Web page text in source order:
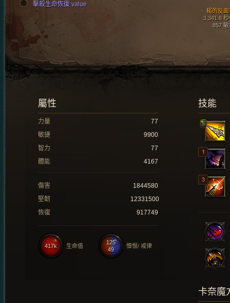
楊的反曲
3,341.8 秒
857 敏
擊殺生命恢復 value
技能
屬性
力量
77
敏捷
9900
智力
77
體能
4167
傷害
1844580
堅韌
12331500
恢復
917749
125
49
憎恨/ 戒律
417k 生命值
卡奈魔